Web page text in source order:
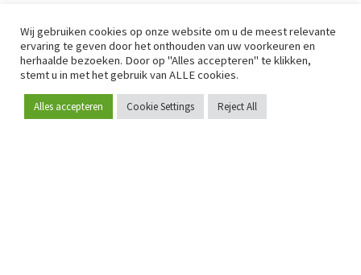
Word lid
Wij gebruiken cookies op onze website om u de meest relevante
ervaring te geven door het onthouden van uw voorkeuren en
herhaalde bezoeken. Door op "Alles accepteren" te klikken,
stemt u in met het gebruik van ALLE cookies.
Alles accepteren Cookie Settings Reject All